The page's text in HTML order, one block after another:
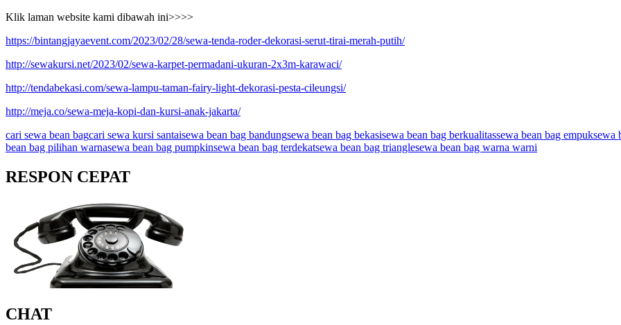
Klik laman website kami dibawah ini>>>>
https://bintangjayaevent.com/2023/02/28/sewa-tenda-roder-dekorasi-serut-tirai-merah-putih/
http://sewakursi.net/2023/02/sewa-karpet-permadani-ukuran-2x3m-karawaci/
http://tendabekasi.com/sewa-lampu-taman-fairy-light-dekorasi-pesta-cileungsi/
http://meja.co/sewa-meja-kopi-dan-kursi-anak-jakarta/
cari sewa bean bagcari sewa kursi santaisewa bean bag bandungsewa bean bag bekasisewa bean bag berkualitassewa bean bag empuksewa
bean bag pilihan warnasewa bean bag pumpkinsewa bean bag terdekatsewa bean bag trianglesewa bean bag warna warni
RESPON CEPAT
CHAT